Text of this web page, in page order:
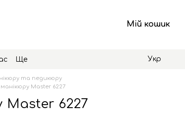
Мій кошик
Ще Укр
та педикюру
Master 6227
Master 6227